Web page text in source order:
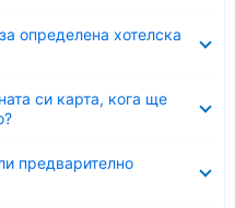
определена хотелска
си карта, кога ще
предварително